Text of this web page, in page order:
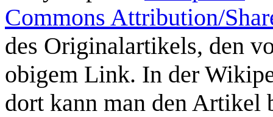
Commons Attribution/
des Originalartikels, den
obigem Link. In der
dort kann man den Artikel